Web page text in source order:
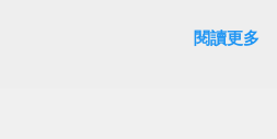
閱讀更多